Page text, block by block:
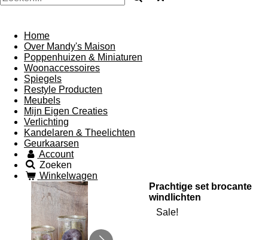
Home
Over Mandy's Maison
Poppenhuizen & Miniaturen
Woonaccessoires
Spiegels
Restyle Producten
Meubels
Mijn Eigen Creaties
Verlichting
Kandelaren & Theelichten
Geurkaarsen
Account
Zoeken
Winkelwagen
Prachtige set brocante
windlichten
Sale!